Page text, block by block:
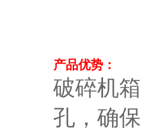
产品优势：
破碎机
孔，确